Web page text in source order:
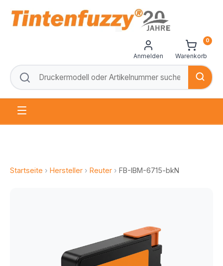
Anmelden Warenkorb
0
Startseite › Hersteller › Reuter › FB-IBM-6715-bkN